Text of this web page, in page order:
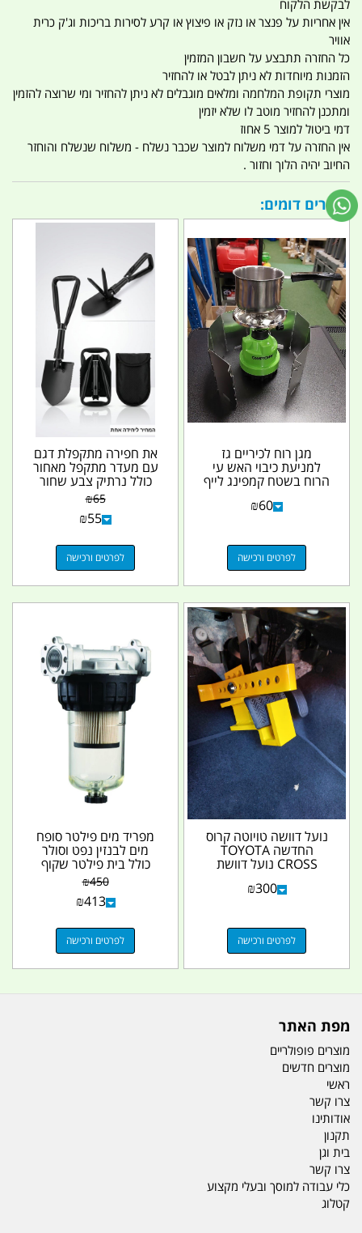
לבקשת הלקוח
אין אחריות על פנצר או נזק או פיצוץ או קרע לסירות בריכות וג'ק כרית
אוויר
כל החזרה תתבצע על חשבון המזמין
הזמנות מיוחדות לא ניתן לבטל או להחזיר
מוצרי תקופת המלחמה ומלאים מוגבלים לא ניתן להחזיר ומי שרוצה להזמין
ומתכנן להחזיר מוטב לו שלא יזמין
דמי ביטול למוצר 5 אחוז
אין החזרה על דמי משלוח למוצר שכבר נשלח - משלוח שנשלח והוחזר
החיוב יהיה הלוך וחזור .
מוצרים דומים:
מגן רוח לכיריים גז
למניעת כיבוי האש עי
הרוח בשטח קמפינג לייף
₪60
לפרטים ורכישה
את חפירה מתקפלת דגם
עם מעדר מתקפל מאחור
כולל נרתיק צבע שחור
קמפינג לייף
₪65
₪55
לפרטים ורכישה
נועל דוושה טויוטה קרוס
החדשה TOYOTA
CROSS נועל דוושת
12 ממ... ₪300
לפרטים ורכישה
מפריד מים פילטר סופח
מים לבנזין נפט וסולר
כולל בית פילטר שקוף
אלומיניום למשאבות...
₪450
₪413
לפרטים ורכישה
מפת האתר
מוצרים פופולריים
מוצרים חדשים
ראשי
צרו קשר
אודותינו
תקנון
בית וגן
צרו קשר
כלי עבודה למוסך ובעלי מקצוע
קטלוג